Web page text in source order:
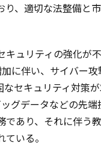
り、適切な法整備と
キュリティ の強化が
に伴い、 サイバー攻
なセキュリティ対策
ッグデータなどの先端
であり、それに伴う
ている。